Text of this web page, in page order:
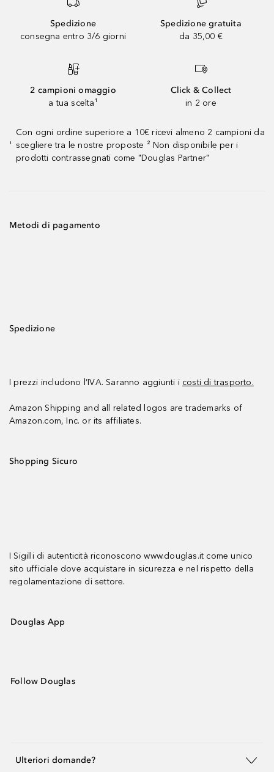
Spedizione
consegna entro 3/6 giorni
Spedizione gratuita
da 35,00 €
2 campioni omaggio
a tua scelta¹
Click & Collect
in 2 ore
¹
Con ogni ordine superiore a 10€ ricevi almeno 2 campioni da
scegliere tra le nostre proposte ² Non disponibile per i
prodotti contrassegnati come "Douglas Partner"
Metodi di pagamento
Spedizione
I prezzi includono l’IVA. Saranno aggiunti i costi di trasporto.
Amazon Shipping and all related logos are trademarks of
Amazon.com, Inc. or its affiliates.
Shopping Sicuro
I Sigilli di autenticità riconoscono www.douglas.it come unico
sito ufficiale dove acquistare in sicurezza e nel rispetto della
regolamentazione di settore.
Douglas App
Follow Douglas
Ulteriori domande?